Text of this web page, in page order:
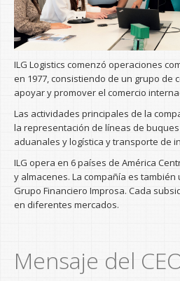
ILG Logistics comenzó operaciones
en 1977, consistiendo de un grupo de
apoyar y promover el comercio
Las actividades principales de la
la representación de líneas de
aduanales y logística y transporte de
ILG opera en 6 países de América
y almacenes. La compañía es
Grupo Financiero Improsa. Cada
en diferentes mercados.
Mensaje del